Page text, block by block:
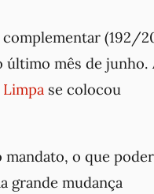
(192/
último mês de junho.
se colocou
o que
grande mudança